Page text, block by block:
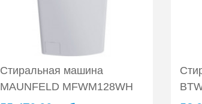
Стиральная машина
MAUNFELD MFWM128WH